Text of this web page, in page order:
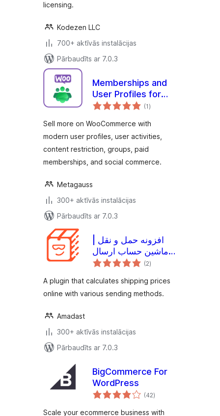
licensing.
Kodezen LLC
700+ aktīvās instalācijas
Pārbaudīts ar 7.0.3
Memberships and
User Profiles for
WooCommerce –
WooCommerce
Integration
(1vērtējumu
kopsumma
)
Sell more on WooCommerce with
modern user profiles, user activities,
content restriction, groups, paid
memberships, and social commerce.
Metagauss
300+ aktīvās instalācijas
Pārbaudīts ar 7.0.3
افزونه حمل و نقل |
ماشین حساب ارسال
پست و تیپاکس و چاپار
پارسی پست | پس
کرایه |تنظیمات ارسال
(2vērtējumu
kopsumma
)
A plugin that calculates shipping prices
online with various sending methods.
Amadast
300+ aktīvās instalācijas
Pārbaudīts ar 7.0.3
BigCommerce For
WordPress
(42vērtējumu
kopsumma
)
Scale your ecommerce business with